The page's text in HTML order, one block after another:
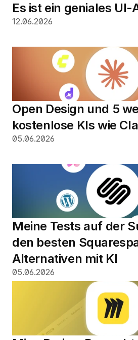
Es ist ein geniales UI-
12.06.2026
Open Design und 5
kostenlose KIs wie
05.06.2026
Meine Tests auf der
den besten
Alternativen mit KI
05.06.2026